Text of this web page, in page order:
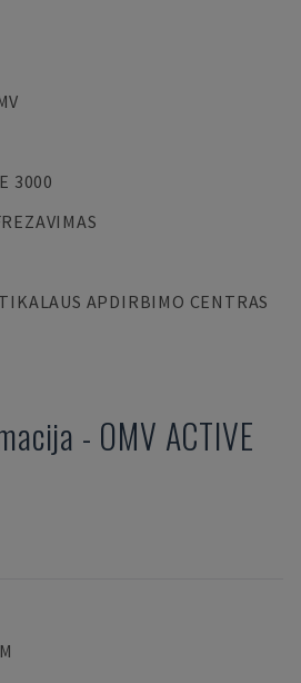
3000
APDIRBIMO CENTRAS
- OMV ACTIVE